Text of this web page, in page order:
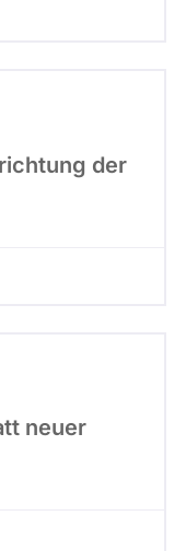
der
neuer